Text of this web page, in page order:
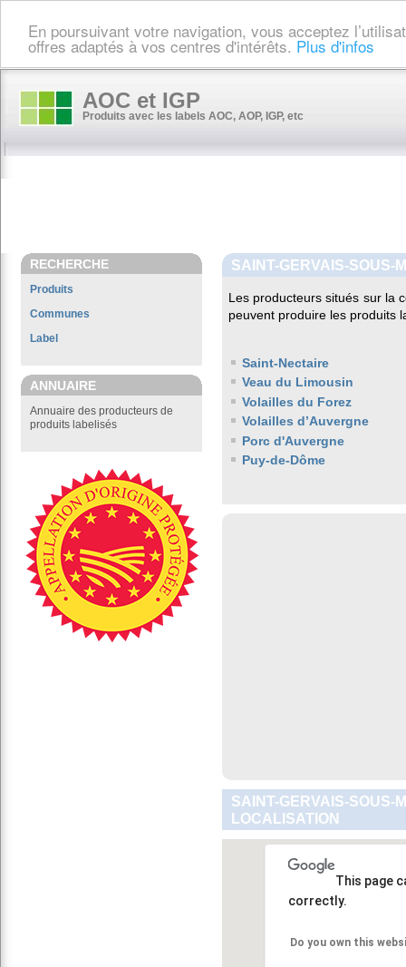
En poursuivant votre navigation, vous acceptez
offres adaptés à vos centres d'intérêts. Plus d'infos
AOC et IGP
Produits avec les labels AOC, AOP, IGP, etc
RECHERCHE
Produits
Communes
Label
ANNUAIRE
Annuaire des producteurs de
produits labelisés
SAINT-GERVAIS-SOUS-
Les producteurs situés sur la
peuvent produire les produits
Saint-Nectaire
Veau du Limousin
Volailles du Forez
Volailles d’Auvergne
Porc d'Auvergne
Puy-de-Dôme
SAINT-GERVAIS-SOUS-
LOCALISATION
This page
correctly.
Do you own this